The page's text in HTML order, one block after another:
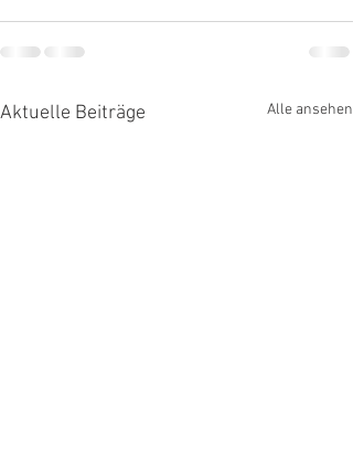
Aktuelle Beiträge Alle ansehen